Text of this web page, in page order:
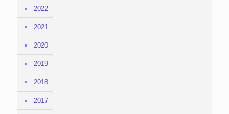
2022
2021
2020
2019
2018
2017